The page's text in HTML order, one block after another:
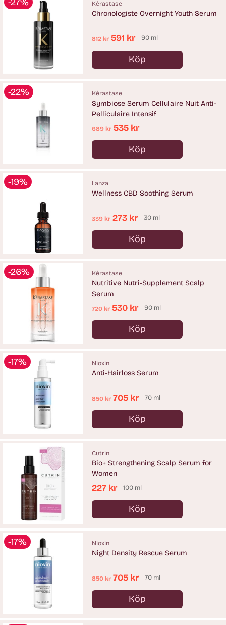
Kérastase
Chronologiste Overnight Youth Serum
Ordinarie
pris
812 kr 591 kr 90 ml
Köp
Antal
-22% Kérastase
Symbiose Serum Cellulaire Nuit Anti-
Pelliculaire Intensif
Ordinarie
pris
689 kr 535 kr
Köp
Antal
-19% Lanza
Wellness CBD Soothing Serum
Ordinarie
pris
339 kr 273 kr 30 ml
Köp
Antal
-26% Kérastase
Nutritive Nutri-Supplement Scalp
Serum
Ordinarie
pris
720 kr 530 kr 90 ml
Köp
Antal
-17% Nioxin
Anti-Hairloss Serum
Ordinarie
pris
850 kr 705 kr 70 ml
Köp
Antal
Cutrin
Bio+ Strengthening Scalp Serum for
Women
227 kr 100 ml
Köp
Antal
-17% Nioxin
Night Density Rescue Serum
Ordinarie
pris
850 kr 705 kr 70 ml
Köp
Antal